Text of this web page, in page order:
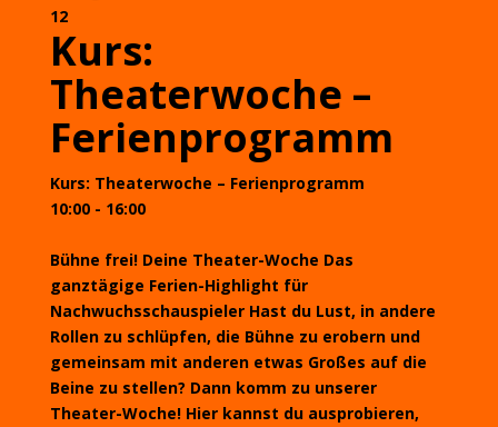
12
Kurs:
Theaterwoche –
Ferienprogramm
Kurs: Theaterwoche – Ferienprogramm
10:00 - 16:00
Bühne frei! Deine Theater-Woche Das
ganztägige Ferien-Highlight für
Nachwuchsschauspieler Hast du Lust, in andere
Rollen zu schlüpfen, die Bühne zu erobern und
gemeinsam mit anderen etwas Großes auf die
Beine zu stellen? Dann komm zu unserer
Theater-Woche! Hier kannst du ausprobieren,